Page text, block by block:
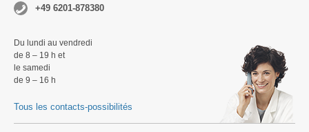
+49 6201-878380
Du lundi au vendredi
de 8 – 19 h et
le samedi
de 9 – 16 h
Tous les contacts-possibilités